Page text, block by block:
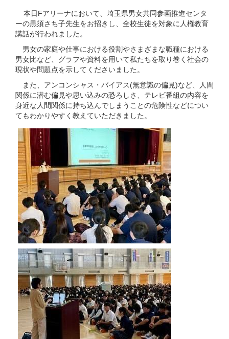
本日Fアリーナにおいて、埼玉県男女共同参画推進センタ
ーの黒須さち子先生をお招きし、全校生徒を対象に人権教育
講話が行われました。
男女の家庭や仕事における役割やさまざまな職種における
男女比など、グラフや資料を用いて私たちを取り巻く社会の
現状や問題点を示してくださいました。
また、アンコンシャス・バイアス(無意識の偏見)など、人間
関係に潜む偏見や思い込みの恐ろしさ、テレビ番組の内容を
身近な人間関係に持ち込んでしまうことの危険性などについ
てもわかりやすく教えていただきました。